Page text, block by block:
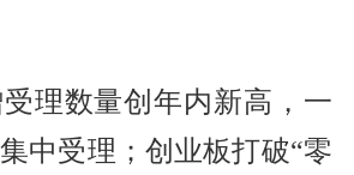
理数量创年内新高，一
中受理；创业板打破“零